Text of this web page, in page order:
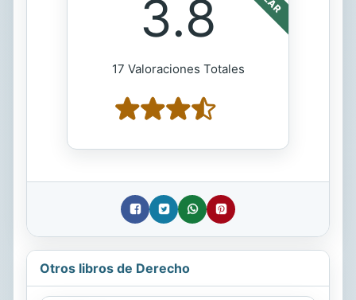
3.8
17 Valoraciones Totales
Otros libros de Derecho